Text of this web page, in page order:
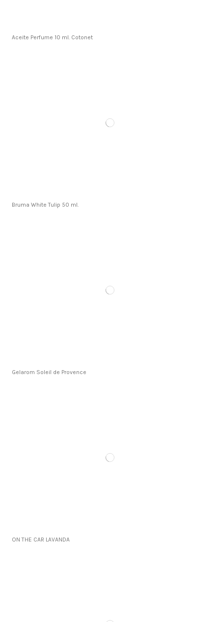
Aceite Perfume 10 ml. Cotonet
Bruma White Tulip 50 ml.
Gelarom Soleil de Provence
ON THE CAR LAVANDA